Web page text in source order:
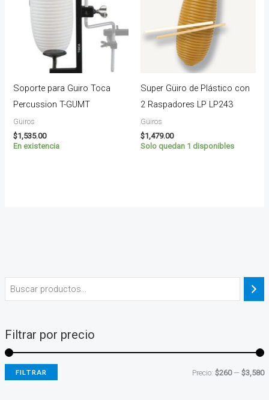
Filtrar por precio
FILTRAR Precio:$260—$3,580
Soporte para Guiro Toca
Percussion T-GUMT
Güiros
$1,535.00
En existencia
Super Güiro de Plástico con
2 Raspadores LP LP243
Güiros
$1,479.00
Solo quedan 1 disponibles